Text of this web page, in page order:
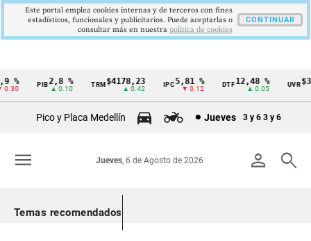
Cintillo
Colombia
% PIB2,8 %
▲ 0.10
TRM$4178,23
▲ 0.42
5,81 %
▼ 0.12
DTF12,48 %
▲ 0.05
UVR
Pico y Placa Medellín Jueves 3 y 6 3 y 6
person search
Jueves, 6 de Agosto de 2026
menu
Temas recomendados
Este portal emplea cookies internas y de terceros con fines
estadísticos, funcionales y publicitarios. Puede aceptarlas o
consultar más en nuestra politica de cookies
CONTINUAR